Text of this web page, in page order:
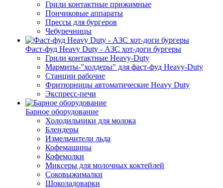
Грили контактные прижимные
Пончиковые аппараты
Прессы для бургеров
Чебуречницы
Фаст-фуд Heavy Duty - АЗС хот-доги бургеры
Грили контактные Heavy-Duty
Мармиты-"холдеры" для фаст-фуд Heavy-Duty
Станции рабочие
Фритюрницы автоматические Heavy Duty
Экспресс-печи
Барное оборудование
Холодильники для молока
Блендеры
Измельчители льда
Кофемашины
Кофемолки
Миксеры для молочных коктейлей
Соковыжималки
Шоколадоварки